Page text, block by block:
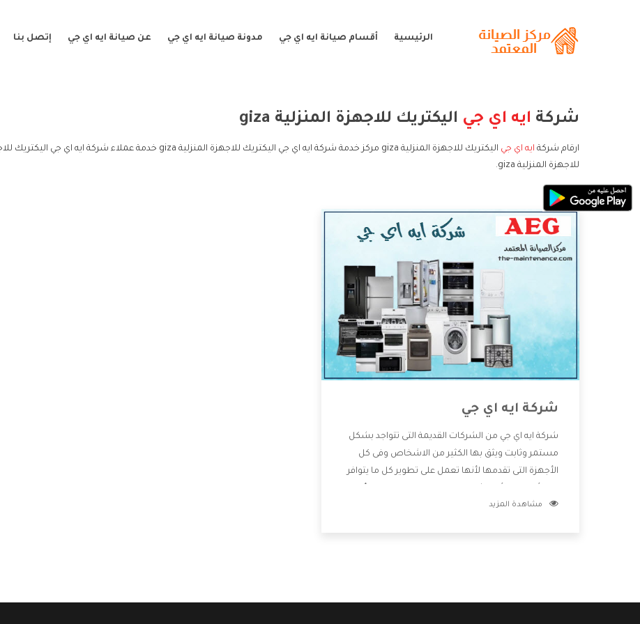
الرئيسية أقسام صيانة ايه اي جي مدونة صيانة ايه اي جي عن صيانة ايه اي جي إتصل بنا
شركة ايه اي جي اليكتريك للاجهزة المنزلية giza
ارقام شركة ايه اي جي
للاجهزة المنزلية giza.
شركة ايه اي جي
شركة ايه اي جي من الشركات القديمة التى تتواجد بشكل
مستمر وثابت ويثق بها الكثير من الاشخاص وفى كل
الأجهزة التى تقدمها لأنها تعمل على تطوير كل ما يتوافر
خدمات ما بعد البيع مع المنتجات وتقدم للعملاء أقوى
مشاهدة المزيد